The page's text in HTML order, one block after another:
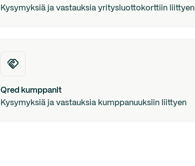
Kysymyksiä ja vastauksia yritysluottokorttiin liittyen
Qred kumppanit
Kysymyksiä ja vastauksia kumppanuuksiin liittyen